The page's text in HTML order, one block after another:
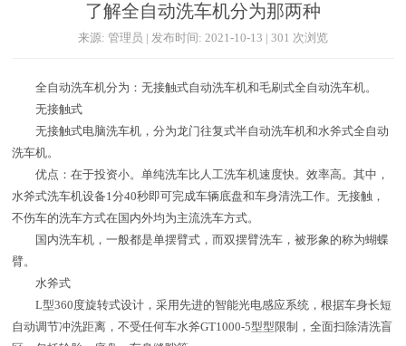
了解全自动洗车机分为那两种
来源: 管理员 | 发布时间: 2021-10-13 | 301 次浏览
全自动洗车机分为：无接触式自动洗车机和毛刷式全自动洗车机。
无接触式
无接触式电脑洗车机，分为龙门往复式半自动洗车机和水斧式全自动
洗车机。
优点：在于投资小。单纯洗车比人工洗车机速度快。效率高。其中，
水斧式洗车机设备1分40秒即可完成车辆底盘和车身清洗工作。无接触，
不伤车的洗车方式在国内外均为主流洗车方式。
国内洗车机，一般都是单摆臂式，而双摆臂洗车，被形象的称为蝴蝶
臂。
水斧式
L型360度旋转式设计，采用先进的智能光电感应系统，根据车身长短
自动调节冲洗距离，不受任何车水斧GT1000-5型型限制，全面扫除清洗盲